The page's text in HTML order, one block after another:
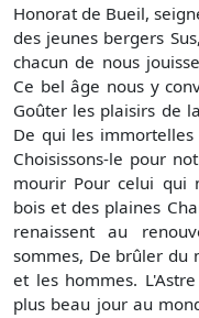
Honorat de Bueil,
des jeunes bergers
chacun de nous
Ce bel âge nous y
Goûter les plaisirs de
De qui les
Choisissons-le pour
mourir Pour celui qui
bois et des plaines
renaissent au
sommes, De brûler du
et les hommes.
plus beau jour au